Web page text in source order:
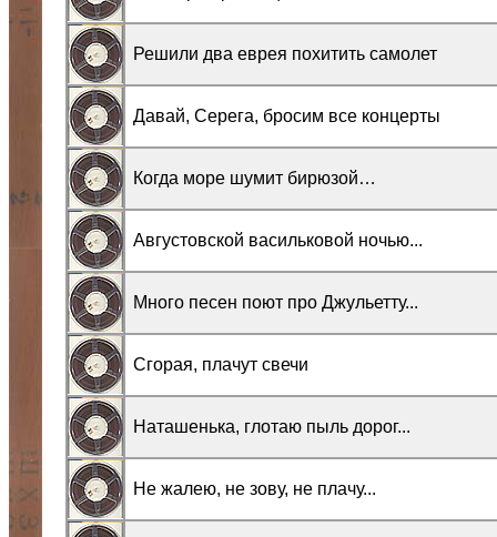
Решили два еврея похитить самолет
Давай, Серега, бросим все концерты
Когда море шумит бирюзой…
Августовской васильковой ночью...
Много песен поют про Джульетту...
Сгорая, плачут свечи
Наташенька, глотаю пыль дорог...
Не жалею, не зову, не плачу...